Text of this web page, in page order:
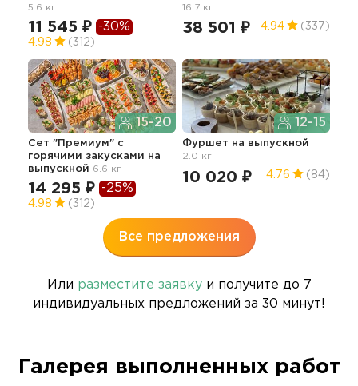
5.6 кг
11 545 ₽ -30%
4.98 (312)
16.7 кг
38 501 ₽ 4.94 (337)
15-20
Сет "Премиум" с
горячими закусками на
выпускной 6.6 кг
14 295 ₽ -25%
4.98 (312)
12-15
Фуршет на выпускной
2.0 кг
10 020 ₽ 4.76 (84)
Все предложения
Или разместите заявкуи получите до 7
индивидуальных предложений за 30 минут!
Галерея выполненных работ